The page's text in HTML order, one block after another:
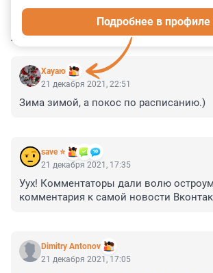
КОММЕНТАРИИ 6
Хауаю
Подробнее в профиле
21 декабря 2021, 22:51
Зима зимой, а покос по расписанию.)
save ⭐
21 декабря 2021, 17:35
Уух! Комментаторы дали волю
комментария к самой новости
Dimitry Antonov
21 декабря 2021, 17:05